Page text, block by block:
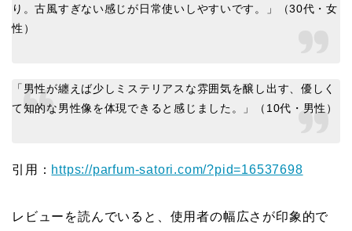
り。古風すぎない感じが日常使いしやすいです。」（30代・女
性）
「男性が纏えば少しミステリアスな雰囲気を醸し出す、優しく
て知的な男性像を体現できると感じました。」（10代・男性）
引用： https://parfum-satori.com/?pid=16537698
レビューを読んでいると、使用者の幅広さが印象的で